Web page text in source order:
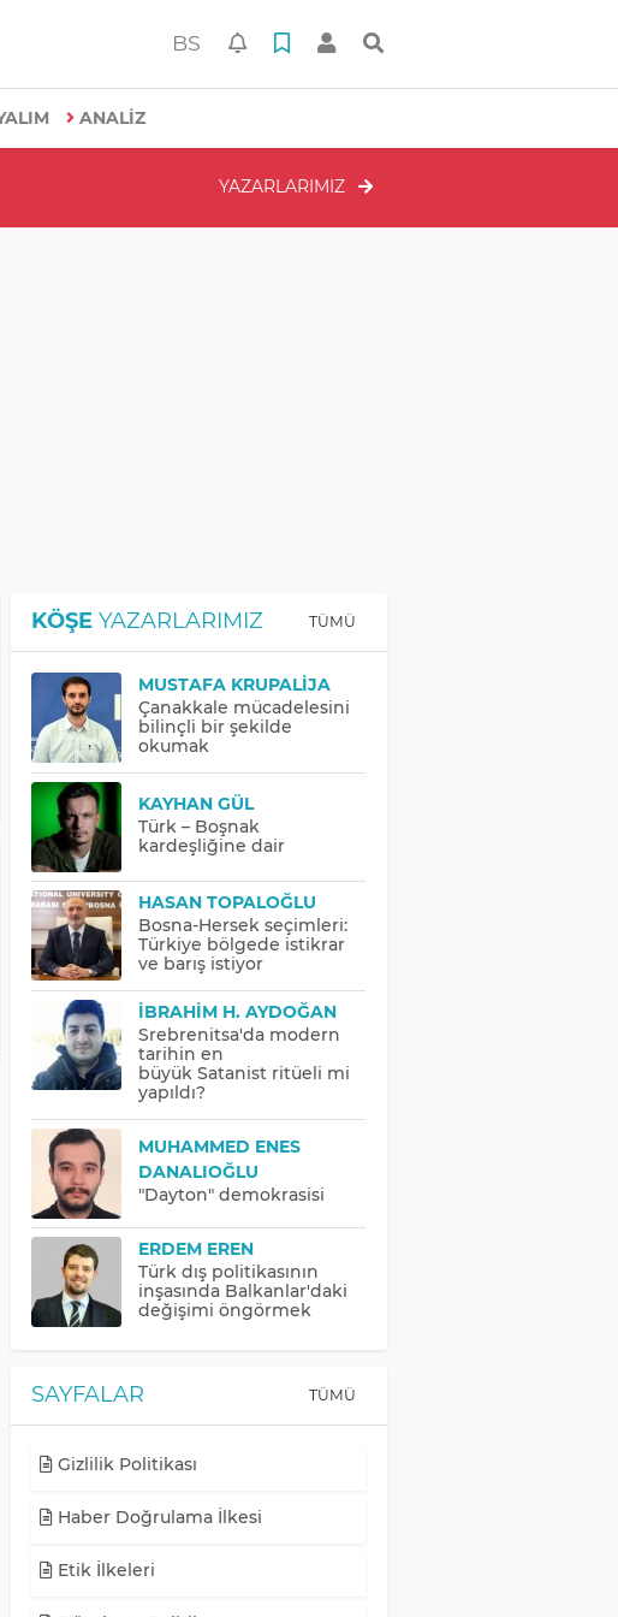
BS
ANALİZ
YAZARLARIMIZ
KÖŞE YAZARLARIMIZ TÜMÜ
MUSTAFA KRUPALIJA
Çanakkale mücadelesini
bilinçli bir şekilde
okumak
KAYHAN GÜL
Türk – Boşnak
kardeşliğine dair
HASAN TOPALOĞLU
Bosna-Hersek seçimleri:
Türkiye bölgede istikrar
ve barış istiyor
İBRAHIM H. AYDOĞAN
Srebrenitsa'da modern
tarihin en
büyük Satanist ritüeli mi
yapıldı?
MUHAMMED ENES
DANALIOĞLU
"Dayton" demokrasisi
ERDEM EREN
Türk dış politikasının
inşasında Balkanlar'daki
değişimi öngörmek
SAYFALAR TÜMÜ
Gizlilik Politikası
Haber Doğrulama İlkesi
Etik İlkeleri